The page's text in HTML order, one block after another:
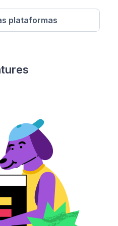
plataformas